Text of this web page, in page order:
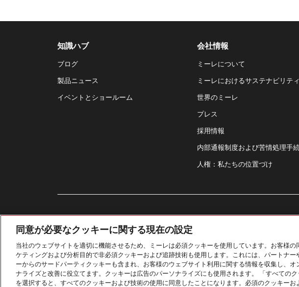
知識ハブ
ブログ
製品ニュース
イベントとショールーム
会社情報
ミーレについて
ミーレにおけるサステナビリティ
世界のミーレ
プレス
採用情報
内部通報制度および苦情処理手
人権：私たちの位置づけ
同意が必要なクッキーに関する現在の設定
当社のウェブサイトを適切に機能させるため、ミーレは必須クッキーを使用しています。お客様の
ケティングおよび分析目的で非必須クッキーおよび追跡技術も使用します。これには、パートナー
ーからのサードパーティクッキーも含まれ、お客様のウェブサイト利用に関する情報を収集し、オ
ナライズと改善に役立てます。クッキーは広告のパーソナライズにも使用されます。 「すべてのク
を選択すると、すべてのクッキーおよび技術の使用に同意したことになります。必須のクッキーお